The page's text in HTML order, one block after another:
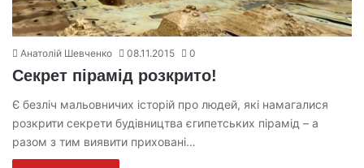
Анатолій Шевченко 08.11.2015 0
Секрет пірамід розкрито!
Є безліч мальовничих історій про людей, які намагалися
розкрити секрети будівництва єгипетських пірамід – а
разом з тим виявити приховані…